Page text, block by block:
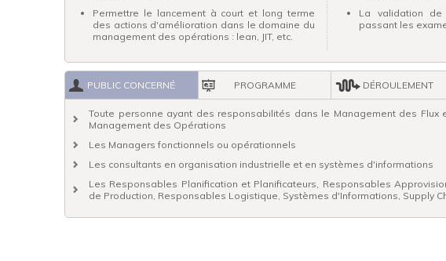
Permettre le lancement à court et long terme
des actions d'amélioration dans le domaine du
management des opérations : lean, JIT, etc.
La validation
passant les
PUBLIC CONCERNÉ PROGRAMME DÉROULEMENT
Toute personne ayant des responsabilités dans le Management des
Management des Opérations
Les Managers fonctionnels ou opérationnels
Les consultants en organisation industrielle et en systèmes d'informations
Les Responsables Planification et Planificateurs, Responsables
de Production, Responsables Logistique, Systèmes d'Informations, Supply